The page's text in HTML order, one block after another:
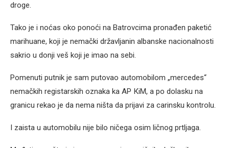
droge.
Tako je i noćas oko ponoći na Batrovcima pronađen paketić
marihuane, koji je nemački državljanin albanske nacionalnosti
sakrio u donji veš koji je imao na sebi.
Pomenuti putnik je sam putovao automobilom „mercedes“
nemačkih registarskih oznaka ka AP КiM, a po dolasku na
granicu rekao je da nema ništa da prijavi za carinsku kontrolu.
I zaista u automobilu nije bilo ničega osim ličnog prtljaga.